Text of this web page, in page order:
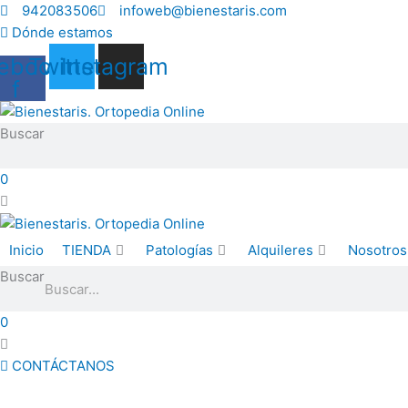
Ir
al
contenido
942083506
infoweb@bienestaris.com
Dónde estamos
f
Twitter
Instagram
Buscar
0
Inicio TIENDA Patologías Alquileres
Nosotros
Buscar
0
CONTÁCTANOS